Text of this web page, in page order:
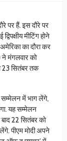
पर हैं. इस दौरे पर
मीटिंग होने
का दौरा कर
ने मंगलवार को
23 सितंबर तक
सम्मेलन में भाग लेंगे,
यह सम्मेलन
22 सितंबर को
पीएम मोदी अपने